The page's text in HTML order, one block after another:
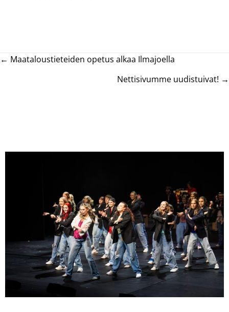
Posts
← Maataloustieteiden opetus alkaa Ilmajoella
Nettisivumme uudistuivat! →